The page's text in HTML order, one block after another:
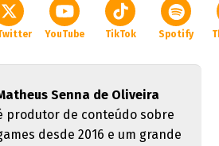
YouTube TikTok Spotify
Senna de Oliveira
produtor de conteúdo sobre
desde 2016 e um grande